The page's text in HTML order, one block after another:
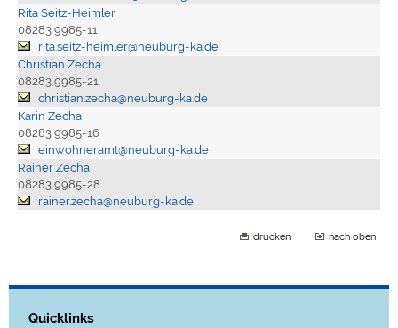
Rita Seitz-Heimler
08283 9985-11
rita.seitz-heimler@neuburg-ka.de
Christian Zecha
08283 9985-21
christian.zecha@neuburg-ka.de
Karin Zecha
08283 9985-16
einwohneramt@neuburg-ka.de
Rainer Zecha
08283 9985-28
rainer.zecha@neuburg-ka.de
drucken nach oben
Quicklinks